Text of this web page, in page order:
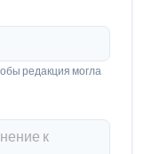
редакция могла